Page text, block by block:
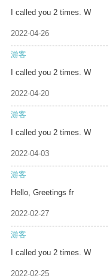
I called you 2 times. W
2022-04-26
游客
I called you 2 times. W
2022-04-20
游客
I called you 2 times. W
2022-04-03
游客
Hello, Greetings fr
2022-02-27
游客
I called you 2 times. W
2022-02-25